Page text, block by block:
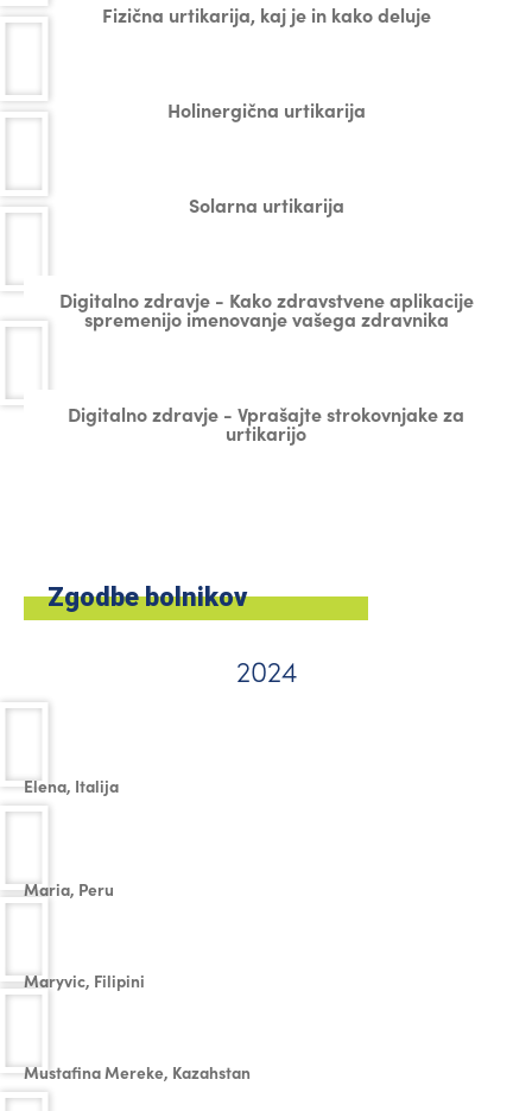
Fizična urtikarija, kaj je in kako deluje
Holinergična urtikarija
Solarna urtikarija
Digitalno zdravje - Kako zdravstvene aplikacije
spremenijo imenovanje vašega zdravnika
Digitalno zdravje - Vprašajte strokovnjake za
urtikarijo
Zgodbe bolnikov
2024
Elena, Italija
Maria, Peru
Maryvic, Filipini
Mustafina Mereke, Kazahstan